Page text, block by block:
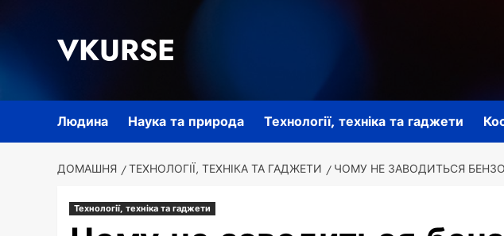
VKURSE
Людина Наука та природа Технології, техніка та гаджети
ДОМАШНЯ ТЕХНОЛОГІЇ, ТЕХНІКА ТА ГАДЖЕТИ ЧОМУ НЕ ЗАВОДИТЬСЯ
Технології, техніка та гаджети